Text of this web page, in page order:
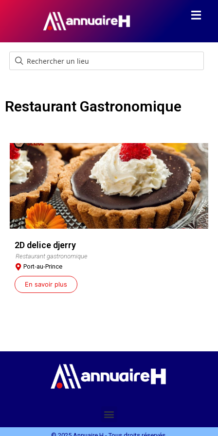
Restaurant Gastronomique
2D delice djerry
Restaurant gastronomique
Port-au-Prince
En savoir plus